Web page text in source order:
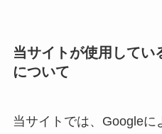
当サイトが使用してい
について
当サイトでは、Google